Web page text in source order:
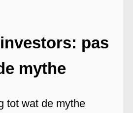
pas
mythe
tot wat de mythe